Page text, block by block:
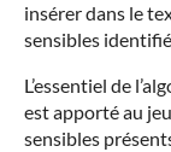
insérer dans le
sensibles
L’essentiel de
est apporté au
sensibles